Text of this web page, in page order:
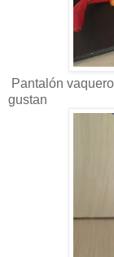
Pantalón
gustan